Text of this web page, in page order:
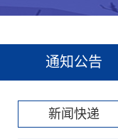
通知公告
新闻快递